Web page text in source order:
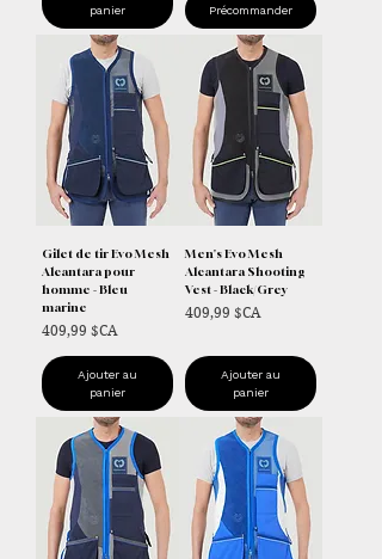
panier
Précommander
Gilet de tir Evo Mesh
Alcantara pour
homme - Bleu
marine
Prix
409,99 $CA
Ajouter au
panier
Men's Evo Mesh
Alcantara Shooting
Vest - Black/Grey
Prix
409,99 $CA
Ajouter au
panier